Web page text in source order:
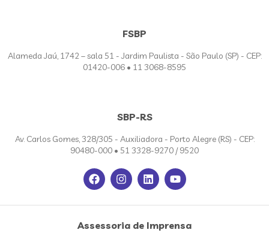
FSBP
Alameda Jaú, 1742 – sala 51 - Jardim Paulista - São Paulo (SP) - CEP:
01420-006 • 11 3068-8595
SBP-RS
Av. Carlos Gomes, 328/305 - Auxiliadora - Porto Alegre (RS) - CEP:
90480-000 • 51 3328-9270 / 9520
Assessoria de Imprensa